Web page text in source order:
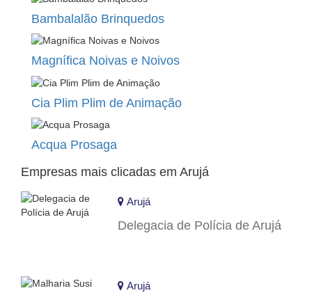
Bambalalão Brinquedos
Magnífica Noivas e Noivos
Cia Plim Plim de Animação
Acqua Prosaga
Empresas mais clicadas em Arujá
Arujá
Delegacia de Polícia de Arujá
Arujá